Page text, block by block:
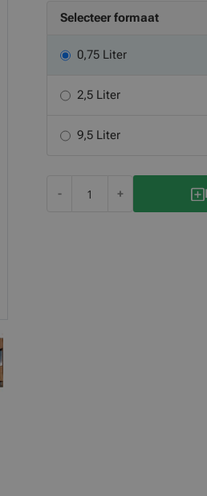
Selecteer formaat
0,75 Liter
2,5 Liter
9,5 Liter
- +